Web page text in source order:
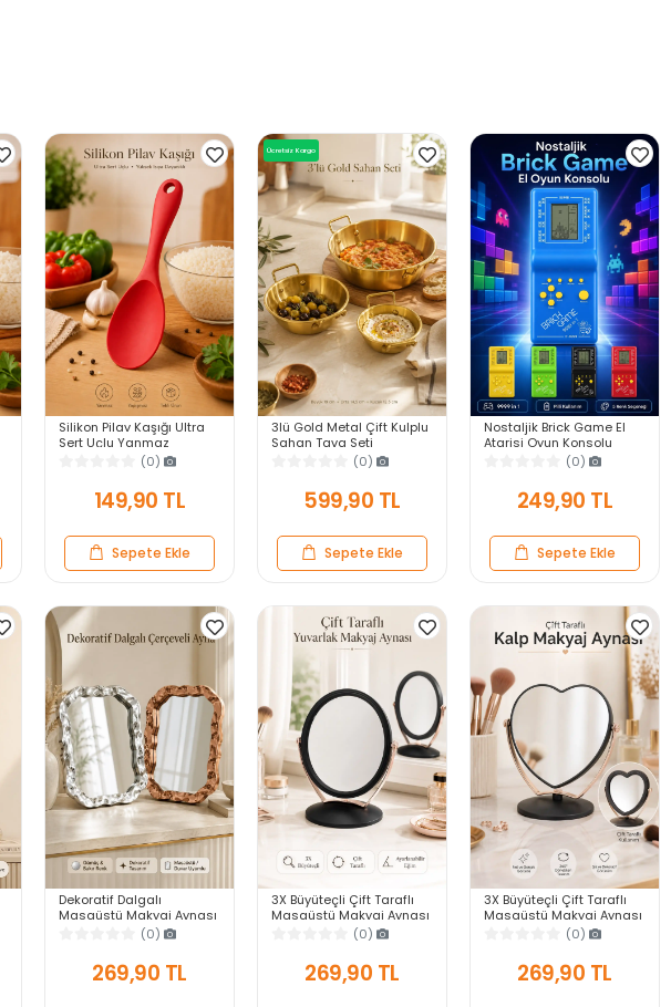
Silikon Pilav Kaşığı Ultra
Sert Uçlu Yanmaz
Yapışmaz Isıya Dayanıklı
Kırmızı Servis Yemek
Kaşığı
(0)
149,90 TL
Sepete Ekle
Ücretsiz Kargo
3lü Gold Metal Çift Kulplu
Sahan Tava Seti
Kahvaltılık Meze
Menemen Mutfak Sofra
Sunum Kabı Seti
(0)
599,90 TL
Sepete Ekle
Nostaljik Brick Game El
Atarisi Oyun Konsolu
9999 in 1 Pilli Atari
Eğlenceli Çocuk Oyuncağı
(0)
249,90 TL
Sepete Ekle
Dekoratif Dalgalı
Masaüstü Makyaj Aynası
Gümüş Bakır Çerçeveli
Modern Yakın Duvar Ayna
(0)
269,90 TL
3X Büyüteçli Çift Taraflı
Masaüstü Makyaj Aynası
Daire Siyah Rose Gold
Standlı Dekoratif Yakın
(0)
269,90 TL
3X Büyüteçli Çift Taraflı
Masaüstü Makyaj Aynası
Kalpi Siyah Rose Gold
Standlı Dekoratif Yakın
(0)
269,90 TL